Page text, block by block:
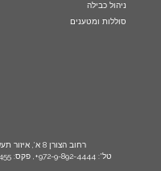
ניהול כבילה
סוללות ומטענים
רחוב הצורן 8 א’, איזור תעשייה ספיר, ת"ד 8449 נתניה 4250608
טל': 972-9-892-4444+, פקס: 972-9-892-4455+ דוא"ל: info@schneider.co.il